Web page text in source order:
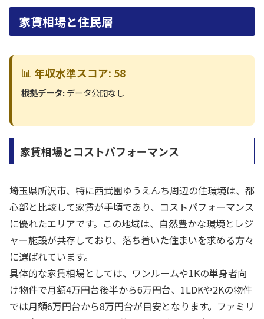
家賃相場と住民層
📊 年収水準スコア: 58
根拠データ:データ公開なし
家賃相場とコストパフォーマンス
埼玉県所沢市、特に西武園ゆうえんち周辺の住環境は、都
心部と比較して家賃が手頃であり、コストパフォーマンス
に優れたエリアです。この地域は、自然豊かな環境とレジ
ャー施設が共存しており、落ち着いた住まいを求める方々
に選ばれています。
具体的な家賃相場としては、ワンルームや1Kの単身者向
け物件で月額4万円台後半から6万円台、1LDKや2Kの物件
では月額6万円台から8万円台が目安となります。ファミリ